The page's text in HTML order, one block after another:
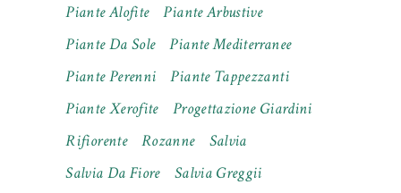
Piante Alofite
Piante Arbustive
Piante Da Sole
Piante Mediterranee
Piante Perenni
Piante Tappezzanti
Piante Xerofite
Progettazione Giardini
Rifiorente
Rozanne
Salvia
Salvia Da Fiore
Salvia Greggii